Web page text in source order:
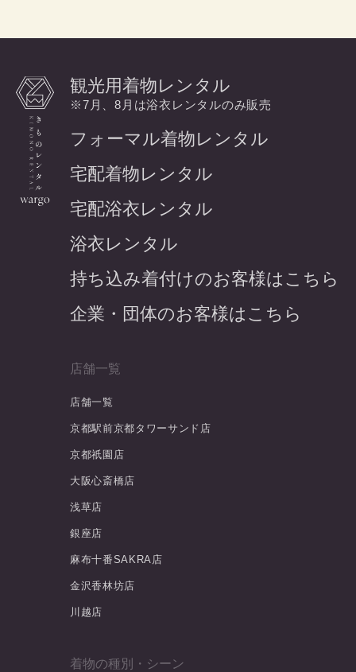
観光用着物レンタル
※7月、8月は浴衣レンタルのみ販売
フォーマル着物レンタル
宅配着物レンタル
宅配浴衣レンタル
浴衣レンタル
持ち込み着付けのお客様はこちら
企業・団体のお客様はこちら
店舗一覧
店舗一覧
京都駅前京都タワーサンド店
京都祇園店
大阪心斎橋店
浅草店
銀座店
麻布十番SAKRA店
金沢香林坊店
川越店
着物の種別・シーン